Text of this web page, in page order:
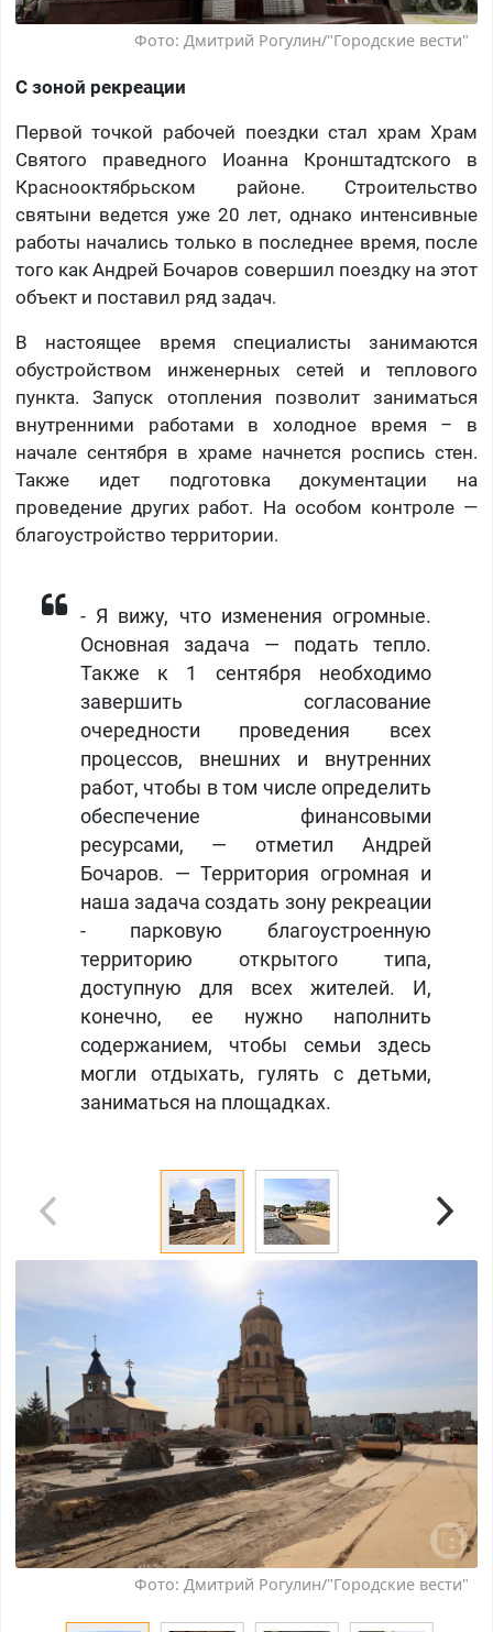
Фото: Дмитрий Рогулин/"Городские вести"
С зоной рекреации
Первой точкой рабочей поездки стал храм Храм
Святого праведного Иоанна Кронштадтского в
Краснооктябрьском районе. Строительство
святыни ведется уже 20 лет, однако интенсивные
работы начались только в последнее время, после
того как Андрей Бочаров совершил поездку на этот
объект и поставил ряд задач.
В настоящее время специалисты занимаются
обустройством инженерных сетей и теплового
пункта. Запуск отопления позволит заниматься
внутренними работами в холодное время – в
начале сентября в храме начнется роспись стен.
Также идет подготовка документации на
проведение других работ. На особом контроле —
благоустройство территории.
- Я вижу, что изменения огромные.
Основная задача — подать тепло.
Также к 1 сентября необходимо
завершить согласование
очередности проведения всех
процессов, внешних и внутренних
работ, чтобы в том числе определить
обеспечение финансовыми
ресурсами, — отметил Андрей
Бочаров. — Территория огромная и
наша задача создать зону рекреации
- парковую благоустроенную
территорию открытого типа,
доступную для всех жителей. И,
конечно, ее нужно наполнить
содержанием, чтобы семьи здесь
могли отдыхать, гулять с детьми,
заниматься на площадках.
Фото: Дмитрий Рогулин/"Городские вести"